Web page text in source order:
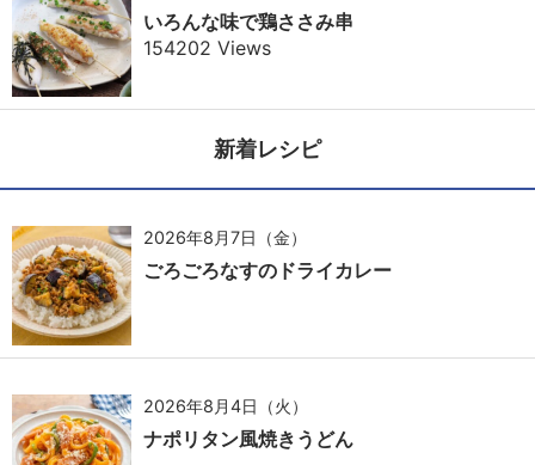
いろんな味で鶏ささみ串
154202 Views
新着レシピ
2026年8月7日（金）
ごろごろなすのドライカレー
2026年8月4日（火）
ナポリタン風焼きうどん